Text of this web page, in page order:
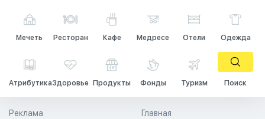
Мечеть Ресторан Кафе Медресе Отели Одежда
АтрибутикаЗдоровье Продукты Фонды Туризм Поиск
Главная
Реклама